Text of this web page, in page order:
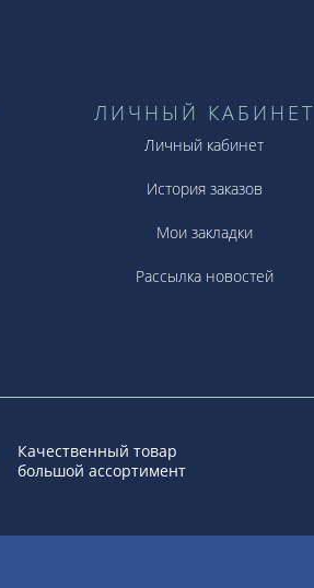
ЛИЧНЫЙ КАБИНЕТ
Личный кабинет
История заказов
Мои закладки
Рассылка новостей
Качественный товар
большой ассортимент